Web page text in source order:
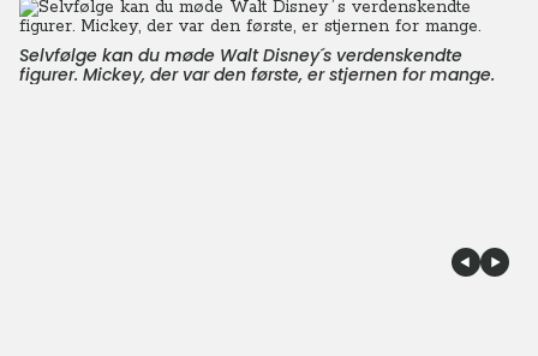
Selvfølge kan du møde Walt Disney´s verdenskendte
figurer. Mickey, der var den første, er stjernen for mange.